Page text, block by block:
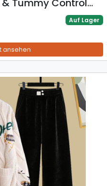
Tummy Control
For Women -
Slimming Panties
Auf Lager
ansehen